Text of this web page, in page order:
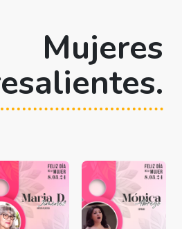
Mujeres